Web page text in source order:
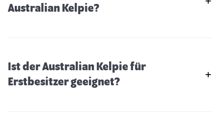
Australian Kelpie?
Ist der Australian Kelpie für
Erstbesitzer geeignet?
Golden Retriever